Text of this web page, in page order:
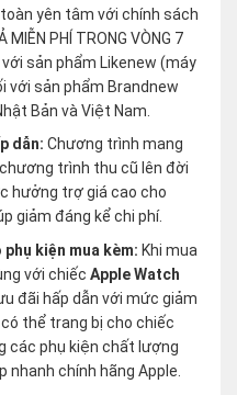
yên tâm với chính sách
MIỄN PHÍ TRONG VÒNG 7
với sản phẩm Likenew (máy
với sản phẩm Brandnew
Bản và Việt Nam.
dẫn:Chương trình mang
trình thu cũ lên đời
hưởng trợ giá cao cho
giảm đáng kể chi phí.
kiện mua kèm: Khi mua
với chiếcApple Watch
đãi hấp dẫn với mức giảm
thể trang bị cho chiếc
các phụ kiện chất lượng
nhanh chính hãng Apple.